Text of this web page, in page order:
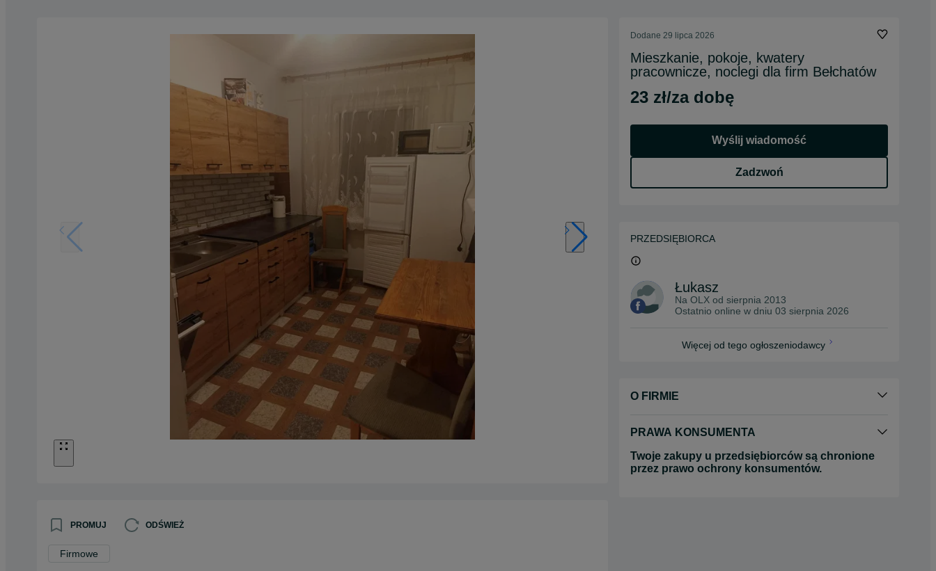
PROMUJ ODŚWIEŻ
Firmowe
Dodane 29 lipca 2026
Mieszkanie, pokoje, kwatery
pracownicze, noclegi dla firm Bełchatów
23 zł/za dobę
Wyślij wiadomość
Zadzwoń
PRZEDSIĘBIORCA
Łukasz
Na OLX od sierpnia 2013
Ostatnio online w dniu 03 sierpnia 2026
Więcej od tego ogłoszeniodawcy
O FIRMIE
PRAWA KONSUMENTA
Twoje zakupy u przedsiębiorców są chronione
przez prawo ochrony konsumentów.